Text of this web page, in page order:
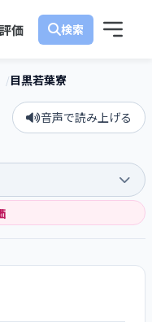
価
目黒若葉寮
音声で読み上げる